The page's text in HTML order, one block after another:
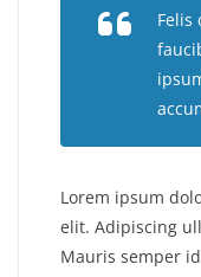
Felis
Lorem ipsum
elit. Adipiscing
Mauris semper